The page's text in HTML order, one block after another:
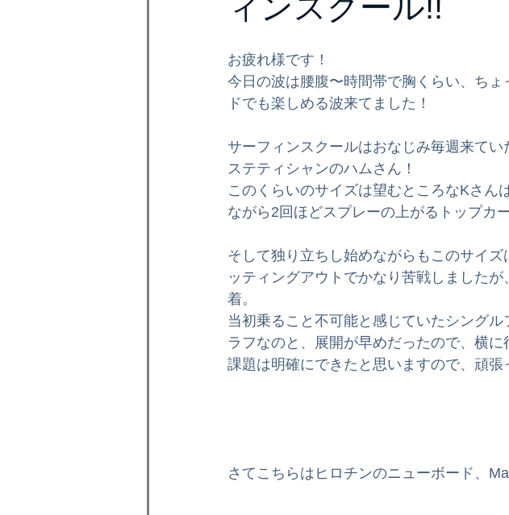
インプレッション ボディボードスクール
ボディボードスクール メンタル 子育てサーフィ
ィンスクール!!
お疲れ様です！
今日の波は腰腹〜時間帯で胸くらい、ち
ドでも楽しめる波来てました！
サーフィンスクールはおなじみ毎週来て
ステティシャンのハムさん！
このくらいのサイズは望むところなKさん
ながら2回ほどスプレーの上がるトップカ
そして独り立ちし始めながらもこのサイ
ッティングアウトでかなり苦戦しました
着。
当初乗ること不可能と感じていたシング
ラフなのと、展開が早めだったので、横
課題は明確にできたと思いますので、頑張
さてこちらはヒロチンのニューボード、